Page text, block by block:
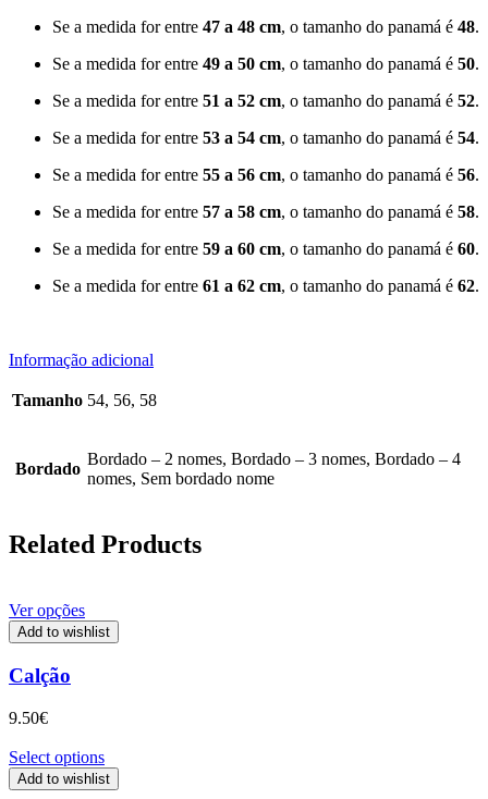
Se a medida for entre 47 a 48 cm, o tamanho do panamá é 48.
Se a medida for entre 49 a 50 cm, o tamanho do panamá é 50.
Se a medida for entre 51 a 52 cm, o tamanho do panamá é 52.
Se a medida for entre 53 a 54 cm, o tamanho do panamá é 54.
Se a medida for entre 55 a 56 cm, o tamanho do panamá é 56.
Se a medida for entre 57 a 58 cm, o tamanho do panamá é 58.
Se a medida for entre 59 a 60 cm, o tamanho do panamá é 60.
Se a medida for entre 61 a 62 cm, o tamanho do panamá é 62.
Informação adicional
Tamanho 54, 56, 58
Bordado
Bordado – 2 nomes, Bordado – 3 nomes, Bordado – 4
nomes, Sem bordado nome
Related Products
Ver opções
Add to wishlist
Calção
9.50€
Select options
Add to wishlist